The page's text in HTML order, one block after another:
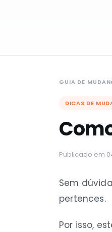
GUIA DE
DICAS DE
Publicado em
Sem
pertences.
Por isso,